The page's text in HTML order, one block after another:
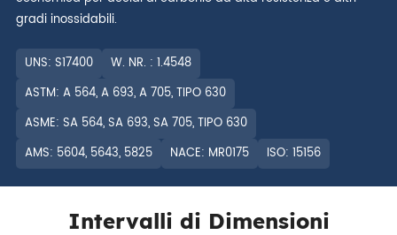
gradi inossidabili.
UNS: S17400
W. NR. : 1.4548
ASTM: A 564, A 693, A 705, TIPO 630
ASME: SA 564, SA 693, SA 705, TIPO 630
AMS: 5604, 5643, 5825
NACE: MR0175 ISO: 15156
Intervalli di Dimensioni